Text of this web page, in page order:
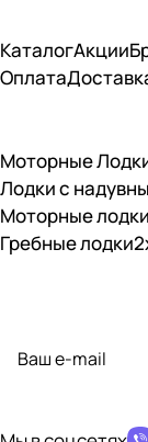
КаталогАкции
Оплата
Моторные
Лодки с
Моторные
Гребные лодки